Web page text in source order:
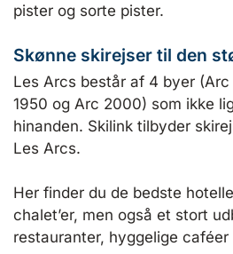
pister og sorte pister.
Skønne skirejser til den
Les Arcs består af 4 byer
1950 og Arc 2000) som ikke
hinanden. Skilink tilbyder
Les Arcs.
Her finder du de bedste
chalet’er, men også et stort
restauranter, hyggelige caféer